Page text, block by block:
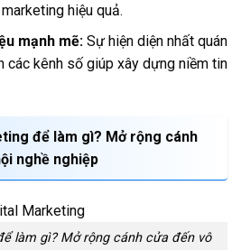
hiệu quả.
mạnh mẽ:Sự hiện diện nhất quán
các kênh số giúp xây dựng niềm tin
để làm gì? Mở rộng cánh
nghề nghiệp
làm gì? Mở rộng cánh cửa đến vô